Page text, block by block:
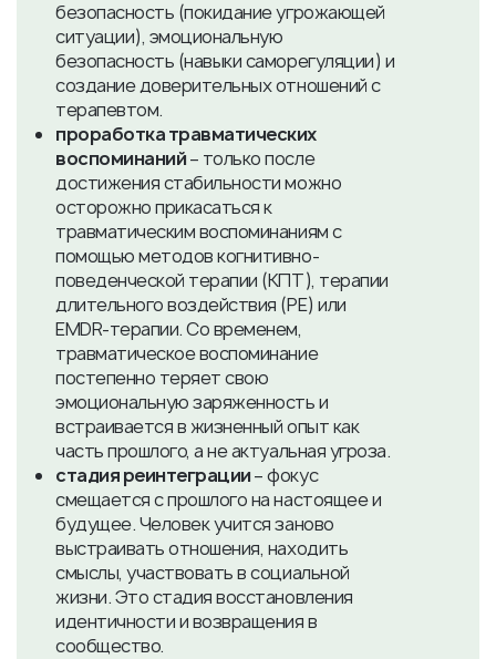
безопасность (покидание угрожающей
ситуации), эмоциональную
безопасность (навыки саморегуляции) и
создание доверительных отношений с
терапевтом.
проработка травматических
воспоминаний– только после
достижения стабильности можно
осторожно прикасаться к
травматическим воспоминаниям с
помощью методов когнитивно-
поведенческой терапии (КПТ), терапии
длительного воздействия (PE) или
EMDR-терапии. Со временем,
травматическое воспоминание
постепенно теряет свою
эмоциональную заряженность и
встраивается в жизненный опыт как
часть прошлого, а не актуальная угроза.
стадия реинтеграции– фокус
смещается с прошлого на настоящее и
будущее. Человек учится заново
выстраивать отношения, находить
смыслы, участвовать в социальной
жизни. Это стадия восстановления
идентичности и возвращения в
сообщество.